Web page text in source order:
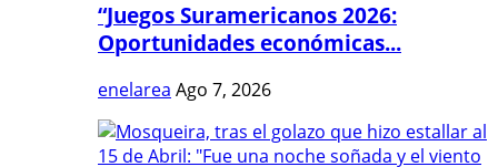
“Juegos Suramericanos 2026:
Oportunidades económicas...
enelarea Ago 7, 2026